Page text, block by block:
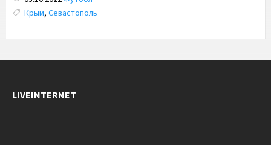
Tags:
Крым, Севастополь
LIVEINTERNET